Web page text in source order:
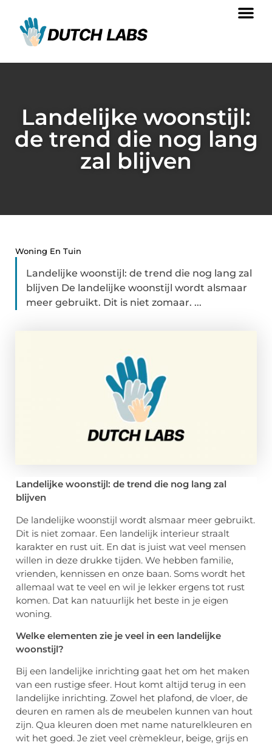
Landelijke woonstijl:
de trend die nog lang
zal blijven
Woning En Tuin
Landelijke woonstijl: de trend die nog lang zal
blijven De landelijke woonstijl wordt alsmaar
meer gebruikt. Dit is niet zomaar. ...
Landelijke woonstijl: de trend die nog lang zal
blijven
De landelijke woonstijl wordt alsmaar meer gebruikt.
Dit is niet zomaar. Een landelijk interieur straalt
karakter en rust uit. En dat is juist wat veel mensen
willen in deze drukke tijden. We hebben familie,
vrienden, kennissen en onze baan. Soms wordt het
allemaal wat te veel en wil je lekker ergens tot rust
komen. Dat kan natuurlijk het beste in je eigen
woning.
Welke elementen zie je veel in een landelijke
woonstijl?
Bij een landelijke inrichting gaat het om het maken
van een rustige sfeer. Hout komt altijd terug in een
landelijke inrichting. Zowel het plafond, de vloer, de
deuren en ramen als de meubelen kunnen van hout
zijn. Qua kleuren doen met name naturelkleuren en
wit het goed. Je ziet veel crèmekleur, beige, grijs en